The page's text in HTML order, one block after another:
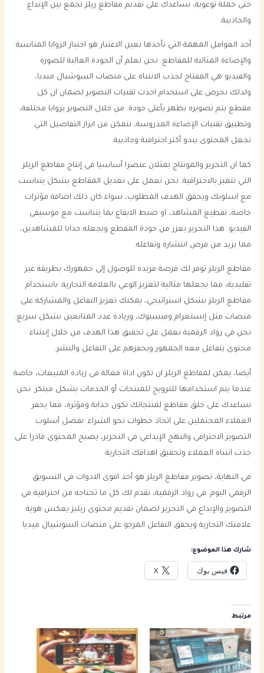
حتى حملة توعوية، نساعدك على تقديم مقاطع ريلز تجمع بين الإبداع
والجاذبية.
أحد العوامل المهمة التي نأخذها بعين الاعتبار هو اختيار الزوايا المناسبة
والإضاءة المثالية للمقاطع. نحن نعلم أن الجودة العالية للصورة
والفيديو هي المفتاح لجذب الانتباه على منصات السوشيال ميديا،
ولذلك نحرص على استخدام احدث تقنيات التصوير لضمان ان كل
مقطع يتم تصويره يظهر بأعلى جودة. من خلال التصوير بزوايا مختلفة،
وتطبيق تقنيات الإضاءة المدروسة، نتمكن من ابراز التفاصيل التي
تجعل المحتوى يبدو أكثر احترافية وجاذبية.
كما ان التحرير والمونتاج يمثلان عنصرا أساسيا في إنتاج مقاطع الريلز
التي تتميز بالاحترافية. نحن نعمل على تعديل المقاطع بشكل يتناسب
مع اسلوبك ويحقق الهدف المطلوب، سواء كان ذلك اضافة مؤثرات
خاصة، تقطيع المشاهد، او ضبط الايقاع بما يتناسب مع موسيقى
الفيديو. هذا التحرير يعزز من جودة المقطع ويجعله جذابا للمشاهدين،
مما يزيد من فرص انتشاره وتفاعله.
مقاطع الريلز توفر لك فرصة فريدة للوصول إلى جمهورك بطريقة غير
تقليدية، مما يجعلها مثالية لتعزيز الوعي بالعلامة التجارية. باستخدام
مقاطع الريلز بشكل استراتيجي، يمكنك تعزيز التفاعل والمشاركة على
منصات مثل إنستغرام وفيسبوك، وزيادة عدد المتابعين بشكل سريع.
نحن في رواد الرقمية نعمل على تحقيق هذا الهدف من خلال إنشاء
محتوى يتفاعل معه الجمهور ويحفزهم على التفاعل والنشر.
أيضا، يمكن لمقاطع الريلز ان تكون اداة فعالة في زيادة المبيعات، خاصة
عندما يتم استخدامها للترويج للمنتجات أو الخدمات بشكل مبتكر. نحن
نساعدك على خلق مقاطع لمنتجاتك تكون جذابة ومؤثرة، مما يحفز
العملاء المحتملين على اتخاذ خطوات نحو الشراء. بفضل أسلوب
التصوير الاحترافي والنهج الإبداعي في التحرير، يصبح المحتوى قادرا على
جذب انتباه العملاء وتحقيق اهدافك التجارية.
في النهاية، تصوير مقاطع الريلز هو أحد اقوى الادوات في التسويق
الرقمي اليوم. في رواد الرقمية، نقدم لك كل ما تحتاجه من احترافية في
التصوير والإبداع في التحرير لضمان تقديم محتوى ريليز يعكس هوية
علامتك التجارية ويحقق التفاعل المرجو على منصات السوشيال ميديا.
شارك هذا الموضوع:
فيس بوك X
مرتبط